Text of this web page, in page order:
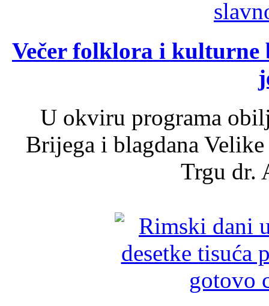
Večer folklora i kulturne
U okviru programa
Brijega i blagdana
Trgu dr.